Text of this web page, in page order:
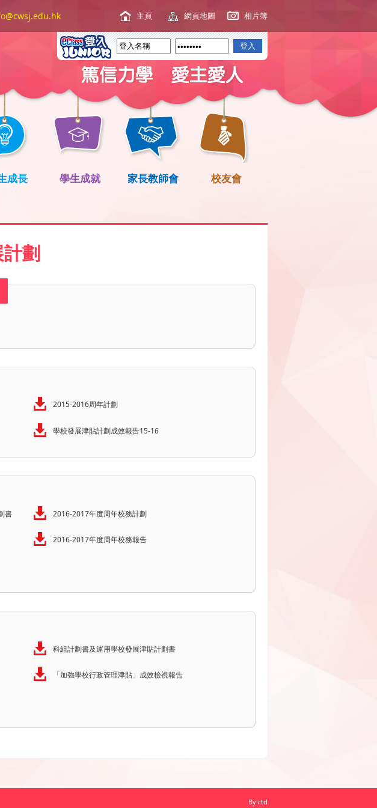
主頁 網頁地圖 相片簿
成長 學生成就 家長教師會 校友會
劃
2015-2016周年計劃
學校發展津貼計劃成效報告15-16
書 2016-2017年度周年校務計劃
2016-2017年度周年校務報告
科組計劃書及運用學校發展津貼計劃書
「加強學校行政管理津貼」成效檢視報告
By:ctd